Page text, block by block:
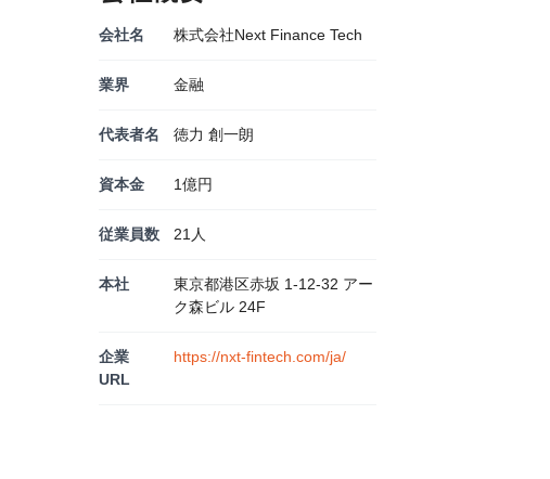
会社名 株式会社Next Finance Tech
業界 金融
代表者名 徳力 創一朗
資本金 1億円
従業員数 21人
本社
東京都港区赤坂 1-12-32 アー
ク森ビル 24F
企業
URL
https://nxt-fintech.com/ja/